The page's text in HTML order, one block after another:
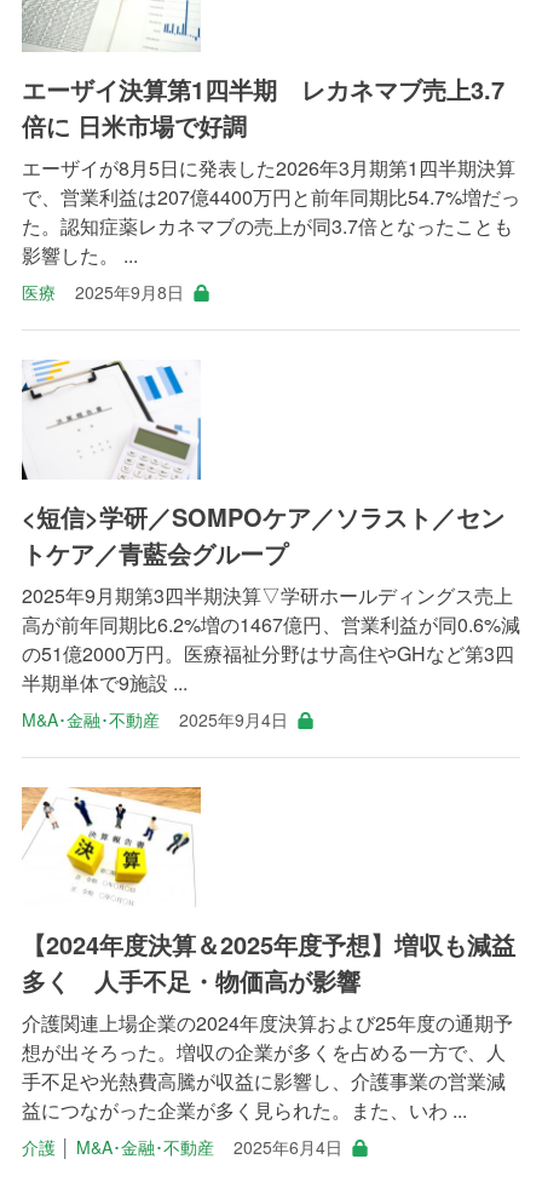
エーザイ決算第1四半期 レカネマブ売上3.7
倍に 日米市場で好調
エーザイが8月5日に発表した2026年3月期第1四半期決算
で、営業利益は207億4400万円と前年同期比54.7%増だっ
た。認知症薬レカネマブの売上が同3.7倍となったことも
影響した。 ...
医療 2025年9月8日
<短信>学研／SOMPOケア／ソラスト／セン
トケア／青藍会グループ
2025年9月期第3四半期決算▽学研ホールディングス売上
高が前年同期比6.2%増の1467億円、営業利益が同0.6%減
の51億2000万円。医療福祉分野はサ高住やGHなど第3四
半期単体で9施設 ...
M&A･金融･不動産 2025年9月4日
【2024年度決算＆2025年度予想】増収も減益
多く 人手不足・物価高が影響
介護関連上場企業の2024年度決算および25年度の通期予
想が出そろった。増収の企業が多くを占める一方で、人
手不足や光熱費高騰が収益に影響し、介護事業の営業減
益につながった企業が多く見られた。また、いわ ...
介護│ M&A･金融･不動産 2025年6月4日